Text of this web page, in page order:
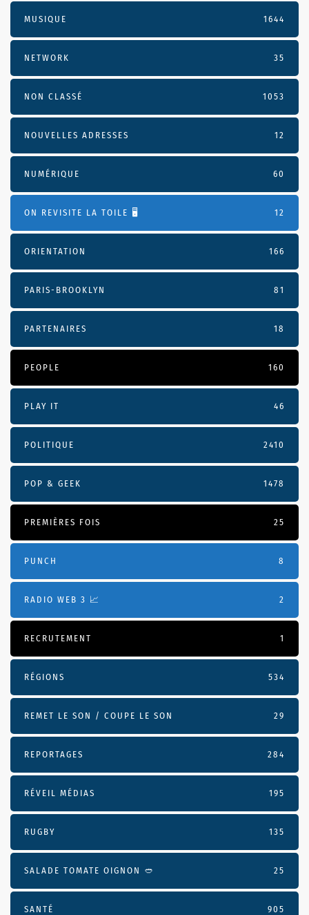
MUSIQUE 1644
NETWORK 35
NON CLASSÉ 1053
NOUVELLES ADRESSES 12
NUMÉRIQUE 60
ON REVISITE LA TOILE 🖥️ 12
ORIENTATION 166
PARIS-BROOKLYN 81
PARTENAIRES 18
PEOPLE 160
PLAY IT 46
POLITIQUE 2410
POP & GEEK 1478
PREMIÈRES FOIS 25
PUNCH 8
RADIO WEB 3 📈 2
RECRUTEMENT 1
RÉGIONS 534
REMET LE SON / COUPE LE SON 29
REPORTAGES 284
RÉVEIL MÉDIAS 195
RUGBY 135
SALADE TOMATE OIGNON 🥙 25
SANTÉ 905